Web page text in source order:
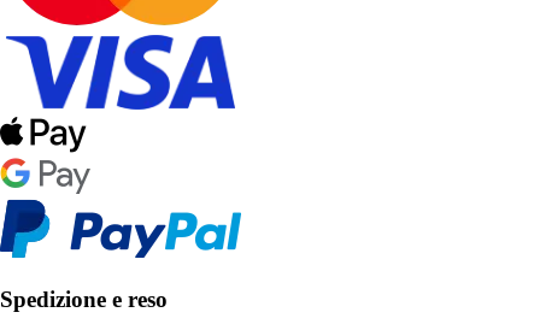
Spedizione e reso